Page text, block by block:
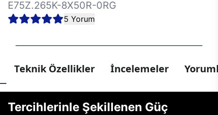
E75Z.265K-8X50R-0RG
5 Yorum
Teknik Özellikler İncelemeler
Tercihlerinle Şekillenen Güç